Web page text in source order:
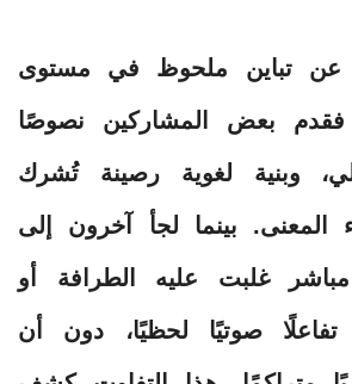
عن تباين ملحوظ في مستوى
فقدم بعض المشاركين نصوصًا
وبنية لغوية رصينة تُشرك
المعنى. بينما لجأ آخرون إلى
غلبت عليه الطرافة أو
تفاعلًا صوتيًا لحظيًا، دون أن